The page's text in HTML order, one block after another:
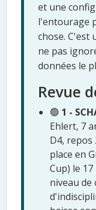
et une
l'entourage
chose. C'est
ne pas
données le
Revue
🟢 1 -
Ehlert, 7
D4, repos
place en
Cup) le
niveau de